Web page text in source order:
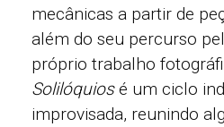
mecânicas a partir de
além do seu percurso
próprio trabalho
Solilóquiosé um ciclo
improvisada, reunindo